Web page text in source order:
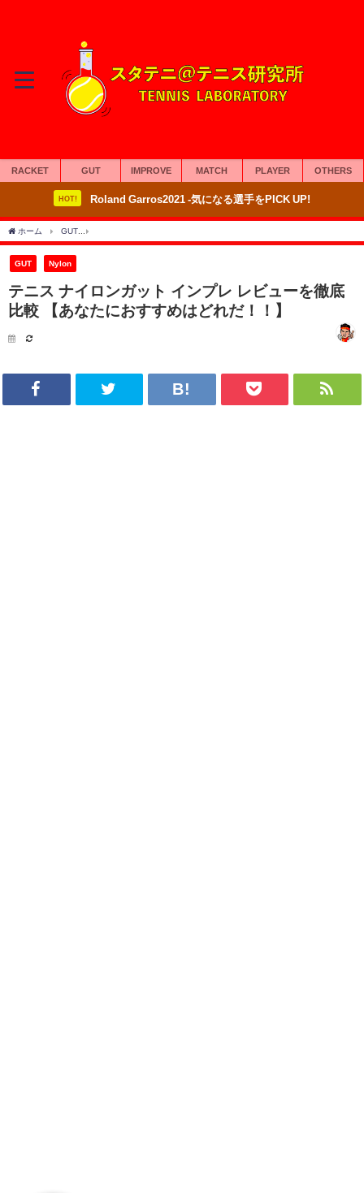
RACKET GUT IMPROVE MATCH PLAYER OTHERS
HOT! Roland Garros2021 -気になる選手をPICK UP!
ホーム GUT
GUT Nylon
テニス ナイロンガット インプレ レビューを徹底
比較 【あなたにおすすめはどれだ！！】